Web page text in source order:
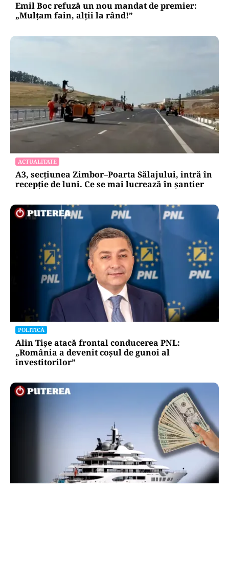
Emil Boc refuză un nou mandat de premier:
„Mulțam fain, alții la rând!”
ACTUALITATE
A3, secțiunea Zimbor–Poarta Sălajului, intră în
recepție de luni. Ce se mai lucrează în șantier
POLITICĂ
Alin Tișe atacă frontal conducerea PNL:
„România a devenit coșul de gunoi al
investitorilor”